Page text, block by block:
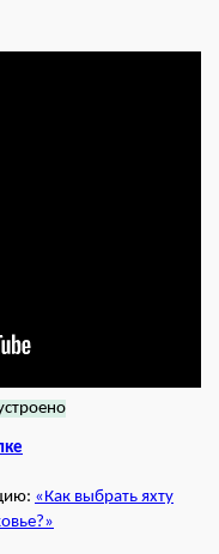
«Как выбрать яхту